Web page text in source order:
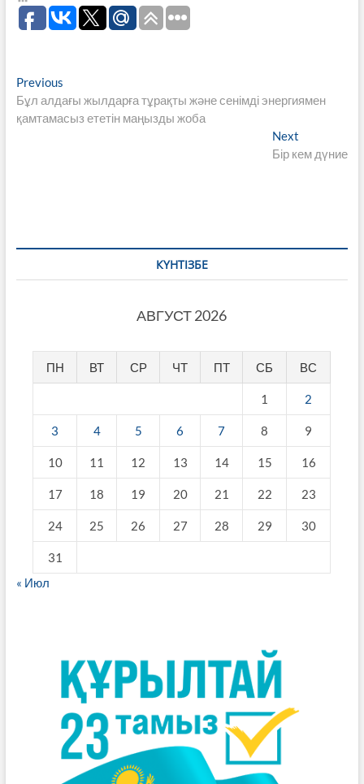
Навигация
по
PreviousPrevious
post:
Бұл алдағы жылдарға тұрақты және сенімді энергиямен
қамтамасыз ететін маңызды жоба
Next
post:
Бір кем дүние
КҮНТІЗБЕ
АВГУСТ 2026
ПН ВТ СР ЧТ ПТ СБ ВС
1 2
3 4 5 6 7 8 9
10 11 12 13 14 15 16
17 18 19 20 21 22 23
24 25 26 27 28 29 30
31
« Июл